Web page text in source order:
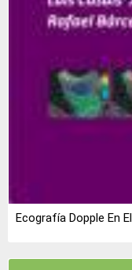
Ecografía Dopple En